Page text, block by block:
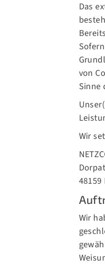
Das
von
Sinne
Wir
Wir